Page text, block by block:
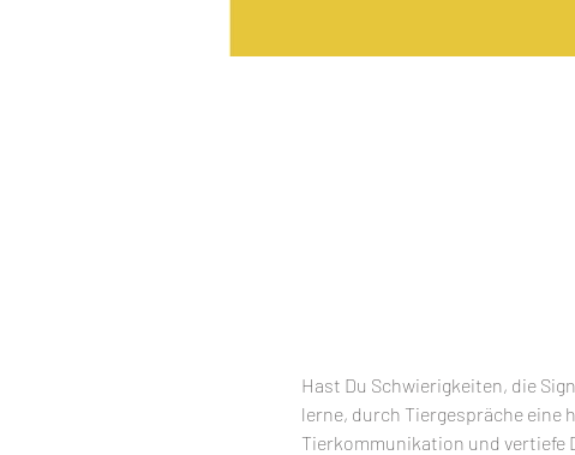
Hast Du Schwierigkeiten, die
lerne, durch Tiergespräche eine
Tierkommunikation und vertiefe